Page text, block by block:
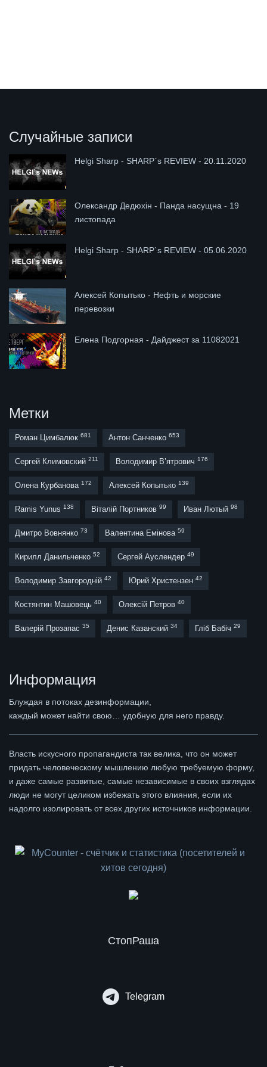
Случайные записи
Helgi Sharp - SHARP`s REVIEW - 20.11.2020
Олександр Дедюхін - Панда насущна - 19
листопада
Helgi Sharp - SHARP`s REVIEW - 05.06.2020
Алексей Копытько - Нефть и морские
перевозки
Елена Подгорная - Дайджест за 11082021
Метки
Роман Цимбалюк 681 Антон Санченко 653
Сергей Климовский 211 Володимир В’ятрович 176
Олена Курбанова 172 Алексей Копытько 139
Ramis Yunus 138 Віталій Портников 99 Иван Лютый 98
Дмитро Вовнянко 73 Валентина Емінова 59
Кирилл Данильченко 52 Сергей Ауслендер 49
Володимир Завгородній 42 Юрий Христензен 42
Костянтин Машовець 40 Олексій Петров 40
Валерій Прозапас 35 Денис Казанский 34 Гліб Бабіч 29
Информация
Блуждая в потоках дезинформации,
каждый может найти свою… удобную для него правду.
Власть искусного пропагандиста так велика, что он может
придать человеческому мышлению любую требуемую форму,
и даже самые развитые, самые независимые в своих взглядах
люди не могут целиком избежать этого влияния, если их
надолго изолировать от всех других источников информации.
СтопРаша
Telegram